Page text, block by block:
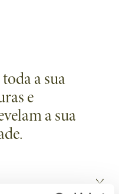
a sua
e
a sua